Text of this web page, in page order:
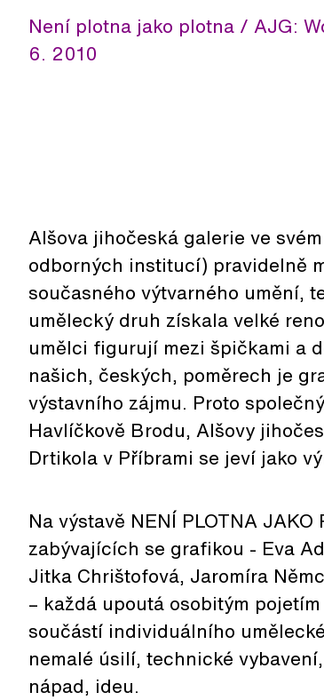
Není plotna jako plotna / AJG:
6. 2010
Alšova jihočeská galerie ve
odborných institucí) pravidelně
současného výtvarného umění,
umělecký druh získala velké
umělci figurují mezi špičkami a
našich, českých, poměrech je
výstavního zájmu. Proto
Havlíčkově Brodu, Alšovy
Drtikola v Příbrami se jeví jako
Na výstavě NENÍ PLOTNA
zabývajících se grafikou - Eva
Jitka Chrištofová, Jaromíra
– každá upoutá osobitým
součástí individuálního
nemalé úsilí, technické
nápad, ideu.